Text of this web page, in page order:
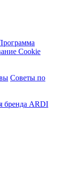
Cookie
Советы по
бренда ARDI